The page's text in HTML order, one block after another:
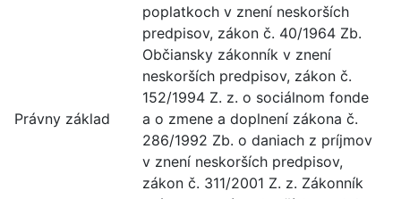
Právny základ
poplatkoch v znení neskorších
predpisov, zákon č. 40/1964 Zb.
Občiansky zákonník v znení
neskorších predpisov, zákon č.
152/1994 Z. z. o sociálnom fonde
a o zmene a doplnení zákona č.
286/1992 Zb. o daniach z príjmov
v znení neskorších predpisov,
zákon č. 311/2001 Z. z. Zákonník